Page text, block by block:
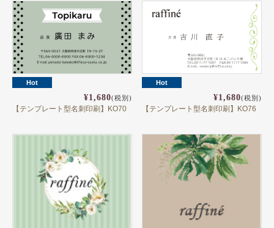
Hot
¥1,680(税別)
【テンプレート型名刺印刷】KO70
Hot
¥1,680(税別)
【テンプレート型名刺印刷】KO76